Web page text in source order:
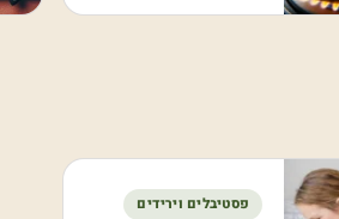
פסטיבלים וירידים